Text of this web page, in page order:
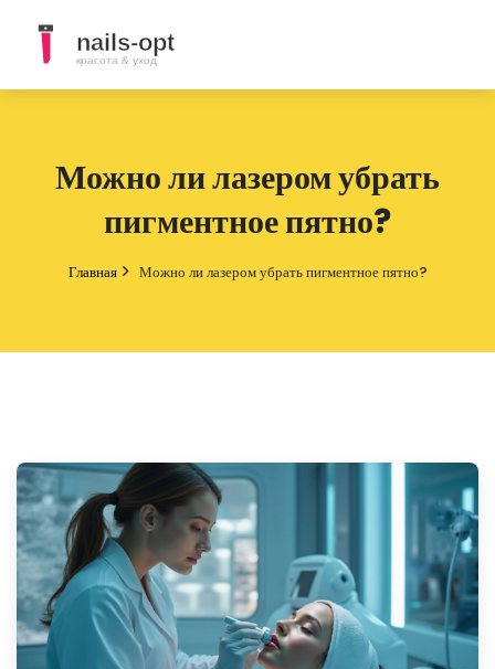
Можно ли лазером убрать
пигментное пятно?
Главная Можно ли лазером убрать пигментное пятно?